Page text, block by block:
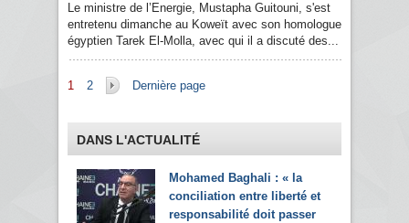
Le ministre de l’Energie, Mustapha Guitouni, s'est
entretenu dimanche au Koweït avec son homologue
égyptien Tarek El-Molla, avec qui il a discuté des...
Pages
1 2 Dernière page
DANS L'ACTUALITÉ
Mohamed Baghali : « la
conciliation entre liberté et
responsabilité doit passer